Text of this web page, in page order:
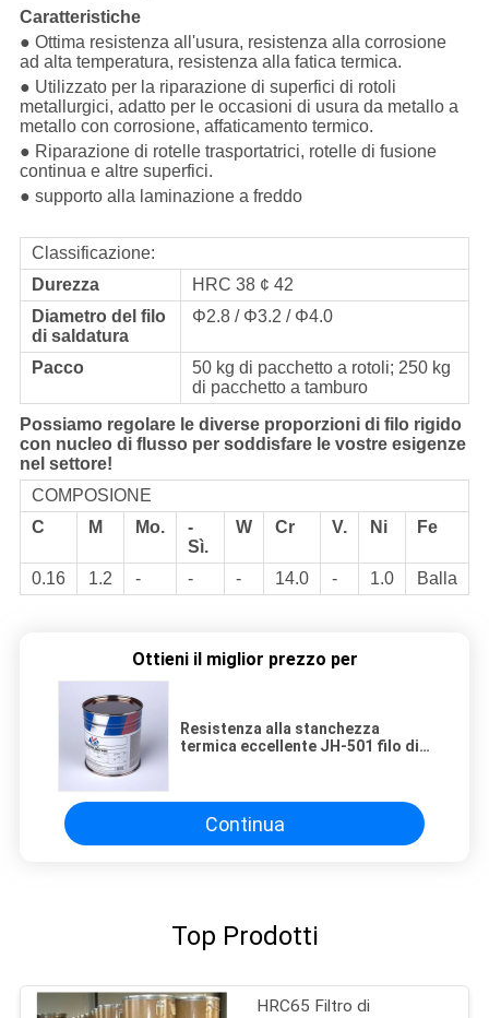
Caratteristiche
● Ottima resistenza all'usura, resistenza alla corrosione
ad alta temperatura, resistenza alla fatica termica.
● Utilizzato per la riparazione di superfici di rotoli
metallurgici, adatto per le occasioni di usura da metallo a
metallo con corrosione, affaticamento termico.
● Riparazione di rotelle trasportatrici, rotelle di fusione
continua e altre superfici.
● supporto alla laminazione a freddo
Classificazione:
Durezza
HRC 38 ¢ 42
Diametro del filo
di saldatura
Φ2.8 / Φ3.2 / Φ4.0
Pacco
50 kg di pacchetto a rotoli; 250 kg
di pacchetto a tamburo
Possiamo regolare le diverse proporzioni di filo rigido
con nucleo di flusso per soddisfare le vostre esigenze
nel settore!
COMPOSIONE
C
M Mo.
-
Sì.
W Cr V. Ni Fe
0.16 1.2 - - - 14.0 - 1.0 Balla
Ottieni il miglior prezzo per
Resistenza alla stanchezza
termica eccellente JH-501 filo di
Continua
Top Prodotti
HRC65 Filtro di